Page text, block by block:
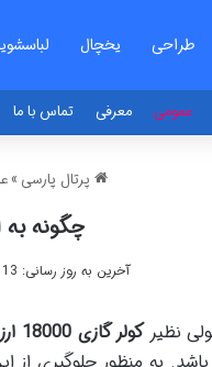
طراحی یخچال
عمومی معرفی تماس با ما
پرتال پارسی »
چگونه به
آخرین به روز رسانی: 13 خرداد 1403
نظیرکولر گازی 18000 ارزان